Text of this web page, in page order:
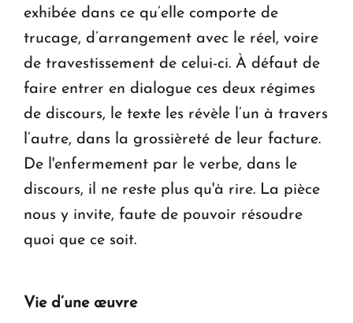
exhibée dans ce qu’elle comporte de
trucage, d’arrangement avec le réel, voire
de travestissement de celui-ci. À défaut de
faire entrer en dialogue ces deux régimes
de discours, le texte les révèle l’un à travers
l’autre, dans la grossièreté de leur facture.
De l'enfermement par le verbe, dans le
discours, il ne reste plus qu'à rire. La pièce
nous y invite, faute de pouvoir résoudre
quoi que ce soit.
Vie d’une œuvre